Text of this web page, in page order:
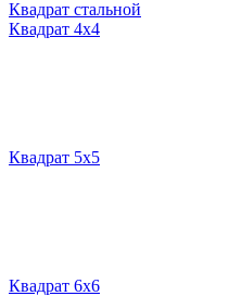
Квадрат стальной
Квадрат 4х4
Квадрат 5х5
Квадрат 6х6